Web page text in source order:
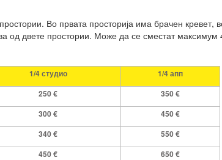
Во првата просторија има брачен кревет,
од двете простории. Може да се сместат
1/4 студио
1/4 апп
250€ 350€
300€ 450€
340€ 550€
450€ 650€